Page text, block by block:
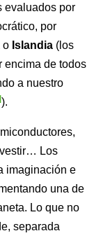
evaluados por
por
o Islandia(los
encima de todos
a nuestro
).
Los
imaginación e
una de
Lo que no
separada